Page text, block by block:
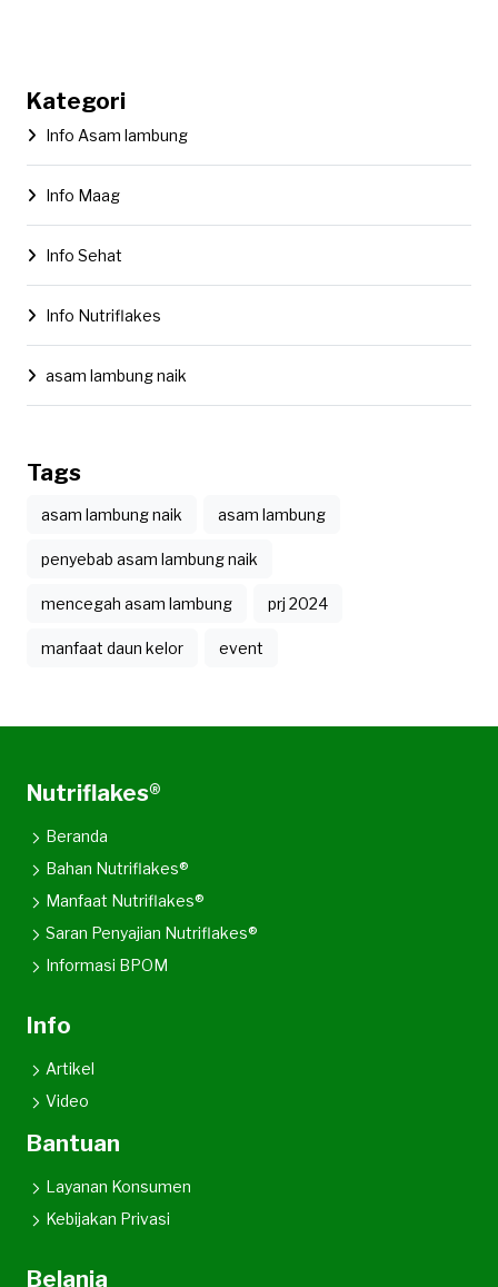
Kategori
Info Asam lambung
Info Maag
Info Sehat
Info Nutriflakes
asam lambung naik
Tags
asam lambung naik asam lambung
penyebab asam lambung naik
mencegah asam lambung prj 2024
manfaat daun kelor event
Nutriflakes®
Beranda
Bahan Nutriflakes®
Manfaat Nutriflakes®
Saran Penyajian Nutriflakes®
Informasi BPOM
Info
Artikel
Video
Bantuan
Layanan Konsumen
Kebijakan Privasi
Belanja